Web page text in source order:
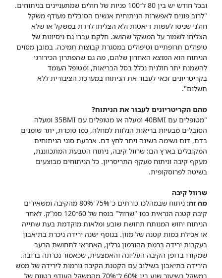
ובכל חודש יש בין 80 ל־100 פניות של חולים שמתעניינים בניתוחים.
"לרוב פונים לאפשרות הניתוחית אנשים הסובלים מעודף משקל
חולני שניסו לעשות דיאטות ולא הצליחו לרדת במשקל או שלא
הצליחו לשמור על המשקל שהושג. חלקם עברו גם ניסיונות של
טיפולים תרופתיים וטיפולים במסגרת קבוצות תמיכה. במובן מסוים
הניתוח הוא המוצא האחרון שלהם, מה גם שהפתרון הכירורגי
להשמנת יתר חולנית נכלל בסל הבריאות, ומטופל העומד
בקריטריונים זכאי לעבור את הניתוח במערכת הציבורית ללא
תשלום".
מהם הקריטריונים לעבור את הניתוח?
"מטופלים עם 40BMI ומעלה או מטופלים עם 35BMI ומעלה
הסובלים מבעיות בריאות הנלוות למחלה, כמו סוכרת, יתר שומנים
בדם, דום נשימה בשינה ויתר לחץ דם. ארבעת סוגי הניתוחים
המקובלים בארץ הם: שרוול קיבה, ניתוח הטבעת המתכווננת,
מעקף קיבה וניתוח מעקף התריסריון. כל הניתוחים מבוצעים
בשיטה לפרוסקופית.
שרוול קיבה
מה זה:
ניתוח שבמהלכו כורתים כ־75%־80% מהקיבה ומשאירים
קיבה קטנה הנראית כמו "שרוול" בנפח של 60־120 סמ"ק. לאחר
הניתוח יחוש המנותח תחושת שובע ומלאות מוקדמת בעת שתייה
או אכילת כמות קטנה של מזון. בנוסף ישנה ירידה ניכרת בתיאבון
בעקבות ירידה ברמת ההורמון גרלין, האחראי לתחושת הרעב
שמקורו בדופן הקיבה העליונה והאמצעית, שכאמור נכרתה ברובה.
הירידה בתיאבון בשילוב עם הקטנת הקיבה גורמות לירידה של ממש
במשקל בשיעור שנע בין 60% ל־70% מהמשקל העודף בטווח של